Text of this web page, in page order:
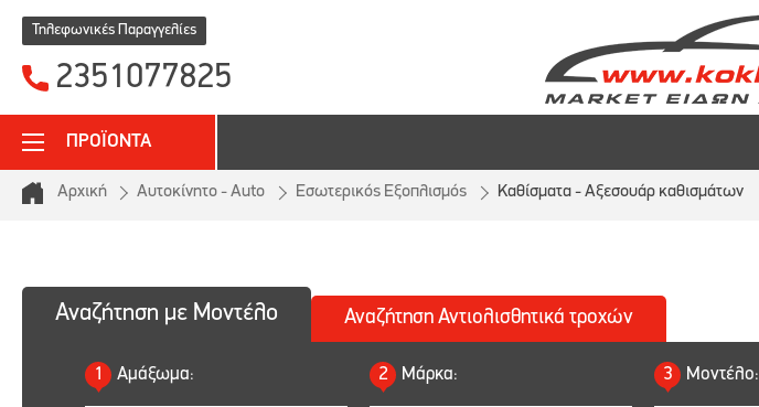
Τηλεφωνικές Παραγγελίες
2351077825
ΠΡΟΪΟΝΤΑ
Αρχική Αυτοκίνητο - Auto Εσωτερικός Εξοπλισμός Καθίσματα - Αξεσουάρ καθισμάτων
Αναζήτηση με Μοντέλο Αναζήτηση Αντιολισθητικά τροχών
1 Αμάξωμα: 2 Μάρκα: 3 Μοντέλο: